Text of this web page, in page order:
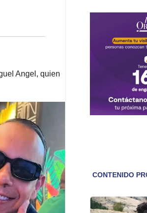
Angel, quien